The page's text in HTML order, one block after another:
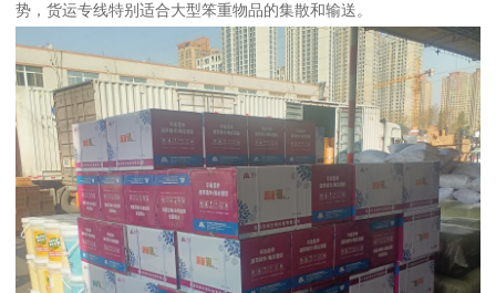
势，货运专线特别适合大型笨重物品的集散和输送。